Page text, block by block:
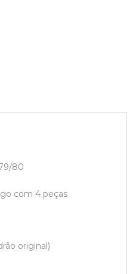
80
com 4 peças
original)